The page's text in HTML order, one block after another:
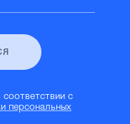
с
персональных